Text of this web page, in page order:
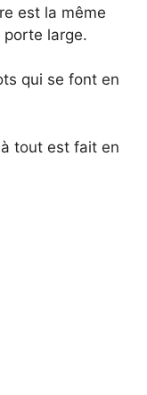
est la même
large.
qui se font en
tout est fait en